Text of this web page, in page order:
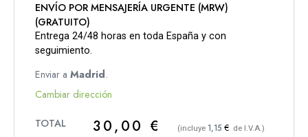
ENVÍO POR MENSAJERÍA URGENTE (MRW)
(GRATUITO)
Entrega 24/48 horas en toda España y con
seguimiento.
Enviar a Madrid.
Cambiar dirección
30,00 € (incluye 1,15 € de I.V.A.)